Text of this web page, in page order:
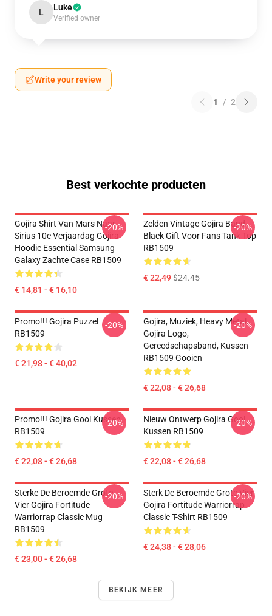
L Luke
Verified owner
Write your review
1 / 2
Best verkochte producten
Gojira Shirt Van Mars Naar
Sirius 10e Verjaardag Gojira
Hoodie Essential Samsung
Galaxy Zachte Case RB1509
€ 14,81 - € 16,10
-20%
Zelden Vintage Gojira Band
Black Gift Voor Fans Tank Top
RB1509
€ 22,49$24.45
-20%
Promo!!! Gojira Puzzel
RB1509
€ 21,98 - € 40,02
-20%
Gojira, Muziek, Heavy Metal,
Gojira Logo,
Gereedschapsband, Kussen
RB1509 Gooien
€ 22,08 - € 26,68
-20%
Promo!!! Gojira Gooi Kussen
RB1509
€ 22,08 - € 26,68
-20%
Nieuw Ontwerp Gojira Gooi
Kussen RB1509
€ 22,08 - € 26,68
-20%
Sterke De Beroemde Grote
Vier Gojira Fortitude
Warriorrap Classic Mug
RB1509
€ 23,00 - € 26,68
-20%
Sterk De Beroemde Grote Vier
Gojira Fortitude Warriorrap
Classic T-Shirt RB1509
€ 24,38 - € 28,06
-20%
BEKIJK MEER